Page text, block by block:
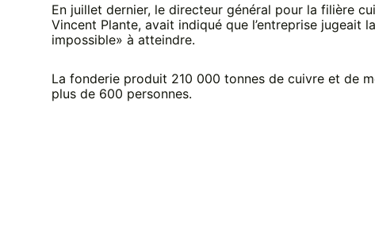
En juillet dernier, le directeur général pour la filière
Vincent Plante, avait indiqué que l’entreprise jugeait
impossible» à atteindre.
La fonderie produit 210 000 tonnes de cuivre et de
plus de 600 personnes.